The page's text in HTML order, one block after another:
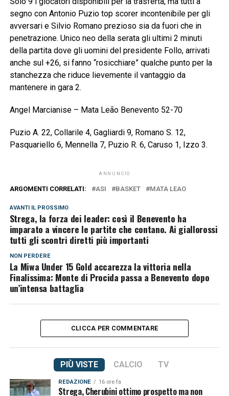
segno con Antonio Puzio top scorer incontenibile per gli
avversari e Silvio Romano prezioso sia da fuori che in
penetrazione. Unico neo della serata gli ultimi 2 minuti
della partita dove gli uomini del presidente Follo, arrivati
anche sul +26, si fanno “rosicchiare” qualche punto per la
stanchezza che riduce lievemente il vantaggio da
mantenere in gara 2.
Angel Marcianise – Mata Leão Benevento 52-70
Puzio A. 22, Collarile 4, Gagliardi 9, Romano S. 12,
Pasquariello 6, Mennella 7, Puzio R. 6, Caruso 1, Izzo 3.
ANNUNCIO
ARGOMENTI CORRELATI: ASI BASKET MATA LEAO
AVANTI IL ​​PROSSIMO
Strega, la forza dei leader: così il Benevento ha
imparato a vincere le partite che contano. Ai giallorossi
tutti gli scontri diretti più importanti
NON PERDERE
La Miwa Under 15 Gold accarezza la vittoria nella
Finalissima: Monte di Procida passa a Benevento dopo
un’intensa battaglia
CLICCA PER COMMENTARE
PIÙ VISTE CALCIO TV
REDAZIONE 16 ore fa
Strega, Cherubini ottimo prospetto ma non